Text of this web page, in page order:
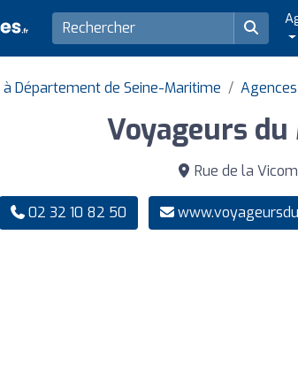
Département de Seine-Maritime
Voyageurs du
Rue de la
02 32 10 82 50